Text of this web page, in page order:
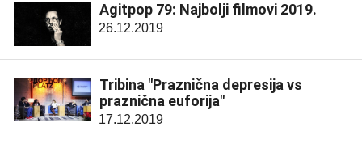
Agitpop 79: Najbolji filmovi 2019.
26.12.2019
Tribina "Praznična depresija vs
praznična euforija"
17.12.2019